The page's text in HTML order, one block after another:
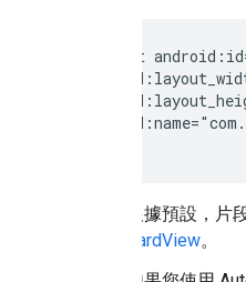
<fragment
根據預設，
CardView。